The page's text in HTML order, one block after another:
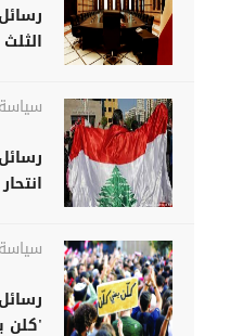
سياسة
سياسة
'كلن